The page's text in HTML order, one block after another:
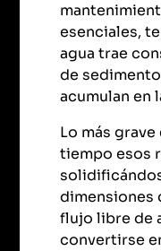
esenciales,
agua trae
de
acumulan en
Lo más
tiempo esos
dimensiones
flujo libre de
convertirse